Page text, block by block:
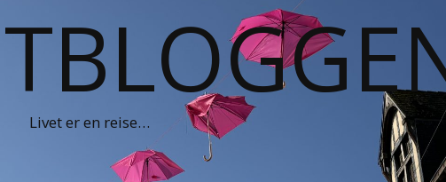
Livet er en reise…